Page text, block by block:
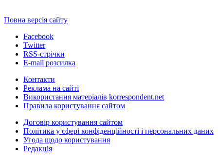
Повна версія сайту
Facebook
Twitter
RSS-стрічки
E-mail розсилка
Контакти
Реклама на сайті
Використання матеріалів korrespondent.net
Правила користування сайтом
Договір користування сайтом
Політика у сфері конфіденційності і персональних даних
Угода щодо користування
Редакція